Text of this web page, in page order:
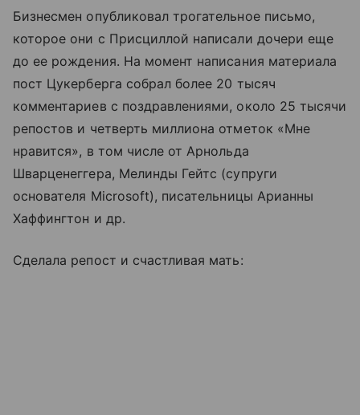
Бизнесмен опубликовал трогательное письмо,
которое они с Присциллой написали дочери еще
до ее рождения. На момент написания материала
пост Цукерберга собрал более 20 тысяч
комментариев с поздравлениями, около 25 тысячи
репостов и четверть миллиона отметок «Мне
нравится», в том числе от Арнольда
Шварценеггера, Мелинды Гейтс (супруги
основателя Microsoft), писательницы Арианны
Хаффингтон и др.
Сделала репост и счастливая мать: